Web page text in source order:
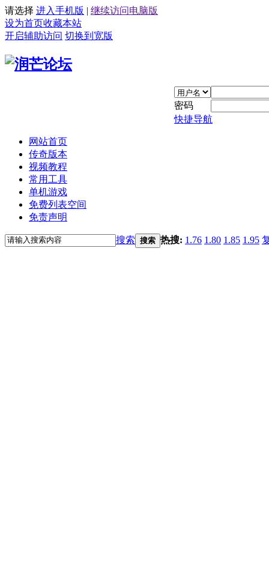
请选择 进入手机版 | 继续访问电脑版
设为首页收藏本站
开启辅助访问 切换到宽版
密码
快捷导航
网站首页
传奇版本
视频教程
常用工具
单机游戏
免费列表空间
免责声明
搜索 搜索 热搜: 1.76 1.80 1.85 1.95